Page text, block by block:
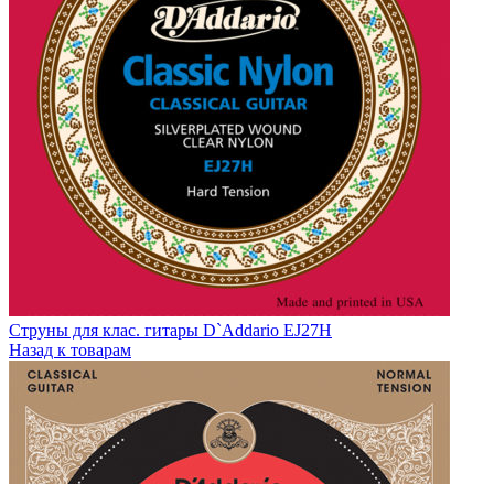
Струны для клас. гитары D`Addario EJ27H
Назад к товарам